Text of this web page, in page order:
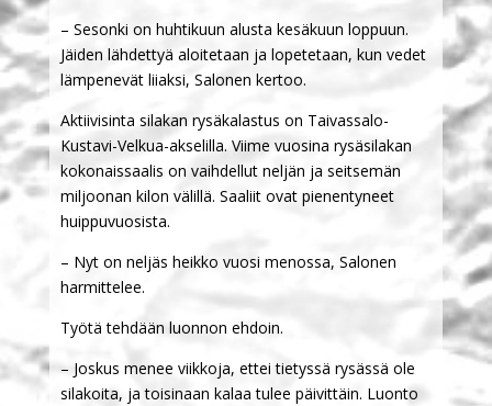
– Sesonki on huhtikuun alusta kesäkuun loppuun.
Jäiden lähdettyä aloitetaan ja lopetetaan, kun vedet
lämpenevät liiaksi, Salonen kertoo.
Aktiivisinta silakan rysäkalastus on Taivassalo-
Kustavi-Velkua-akselilla. Viime vuosina rysäsilakan
kokonaissaalis on vaihdellut neljän ja seitsemän
miljoonan kilon välillä. Saaliit ovat pienentyneet
huippuvuosista.
– Nyt on neljäs heikko vuosi menossa, Salonen
harmittelee.
Työtä tehdään luonnon ehdoin.
– Joskus menee viikkoja, ettei tietyssä rysässä ole
silakoita, ja toisinaan kalaa tulee päivittäin. Luonto